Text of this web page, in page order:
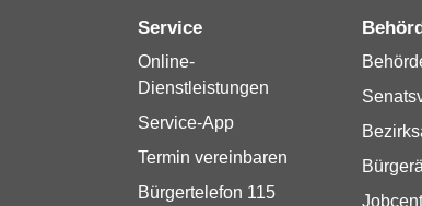
Service
Online-
Dienstleistungen
Service-App
Termin vereinbaren
Bürgertelefon 115